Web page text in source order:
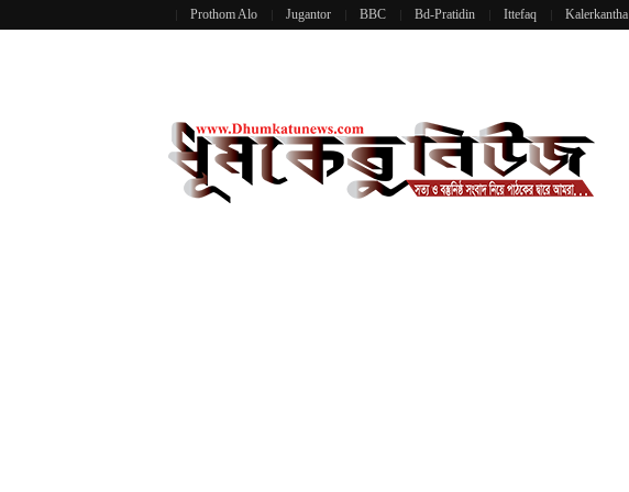
Prothom Alo Jugantor BBC Bd-Pratidin Ittefaq Kalerkantha